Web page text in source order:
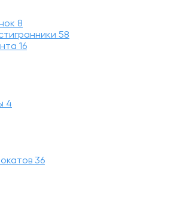
8
58
16
4
36